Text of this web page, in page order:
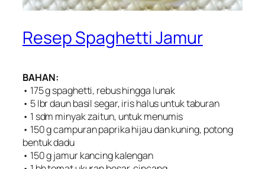
Resep Spaghetti Jamur
BAHAN:
• 175 g spaghetti, rebus hingga lunak
• 5 Ibr daun basil segar, iris halus untuk taburan
• 1 sdm minyak zaitun, untuk menumis
• 150 g campuran paprika hijau dan kuning, potong
bentuk dadu
• 150 g jamur kancing kalengan